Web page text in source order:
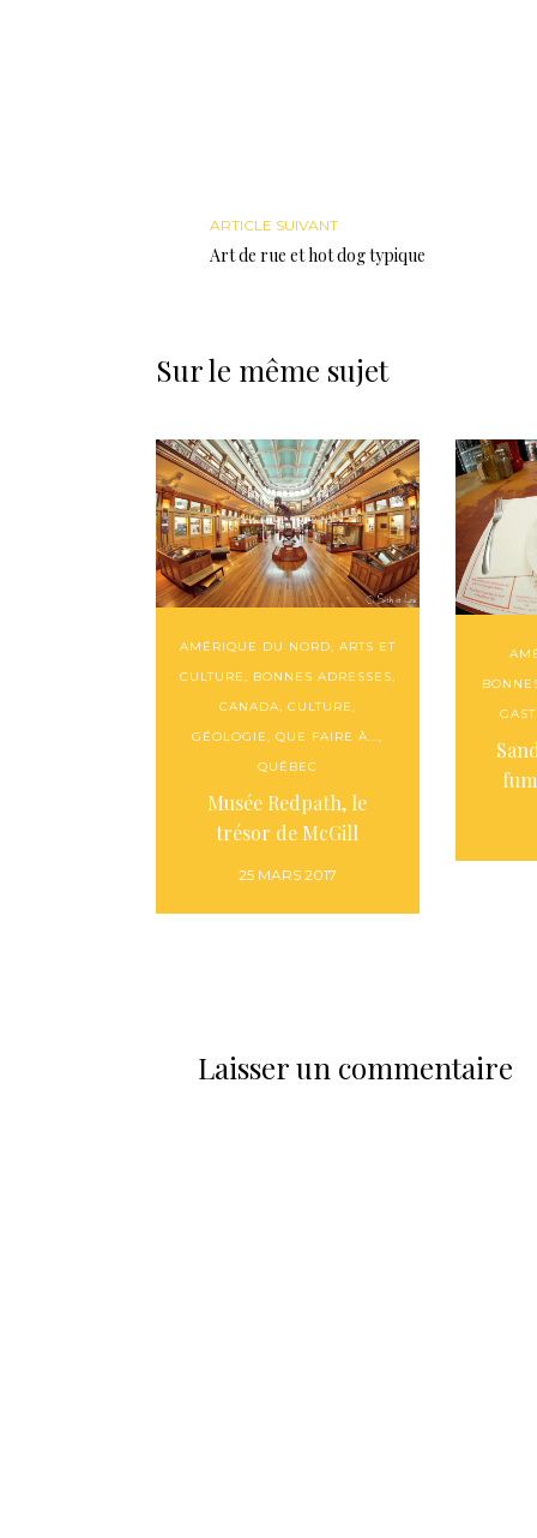
ARTICLE SUIVANT
Art de rue et hot dog typique
Sur le même sujet
AMÉRIQUE DU NORD, ARTS ET
CULTURE, BONNES ADRESSES,
CANADA, CULTURE,
GÉOLOGIE,QUE FAIRE À...,
QUÉBEC
Musée Redpath, le
trésor de McGill
25 MARS 2017
Laisser un commentaire